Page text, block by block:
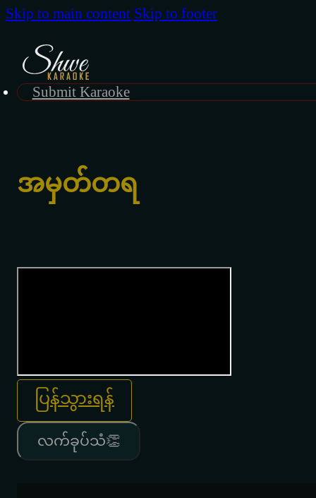
Skip to main content Skip to footer
Submit Karaoke
အမှတ်တရ
ပြန်သွားရန်
လက်ခုပ်သံ👏